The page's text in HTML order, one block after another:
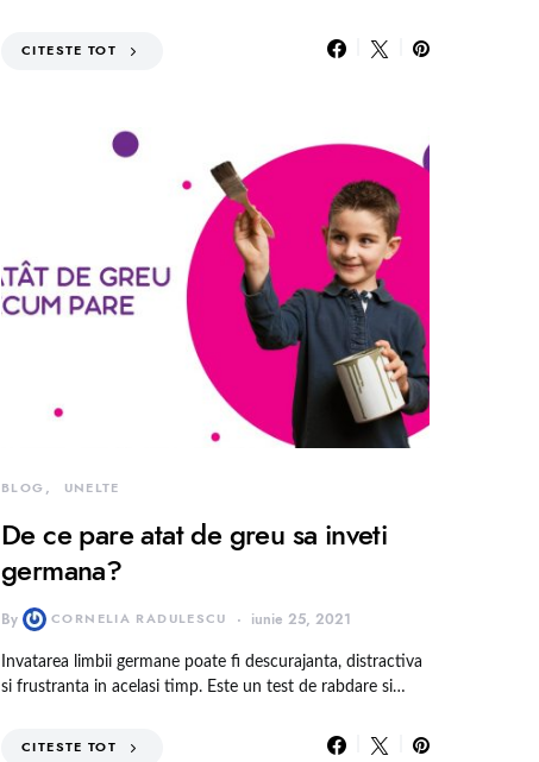
CITESTE TOT
BLOG UNELTE
De ce pare atat de greu sa inveti
germana?
By CORNELIA RADULESCU iunie 25, 2021
Invatarea limbii germane poate fi descurajanta, distractiva
si frustranta in acelasi timp. Este un test de rabdare si…
CITESTE TOT